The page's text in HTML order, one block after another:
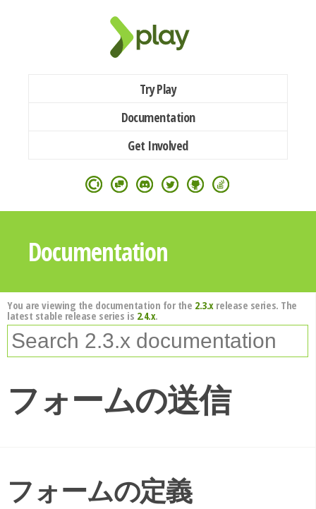
Try Play
Documentation
Get Involved
Documentation
You are viewing the documentation for the 2.3.xrelease series. The
latest stable release series is 2.4.x.
フォームの送信
フォームの定義